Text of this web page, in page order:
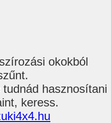
okokból
hasznosítani
keress.